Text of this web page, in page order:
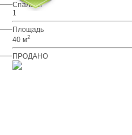
Спальни
1
Площадь
40 м2
ПРОДАНО